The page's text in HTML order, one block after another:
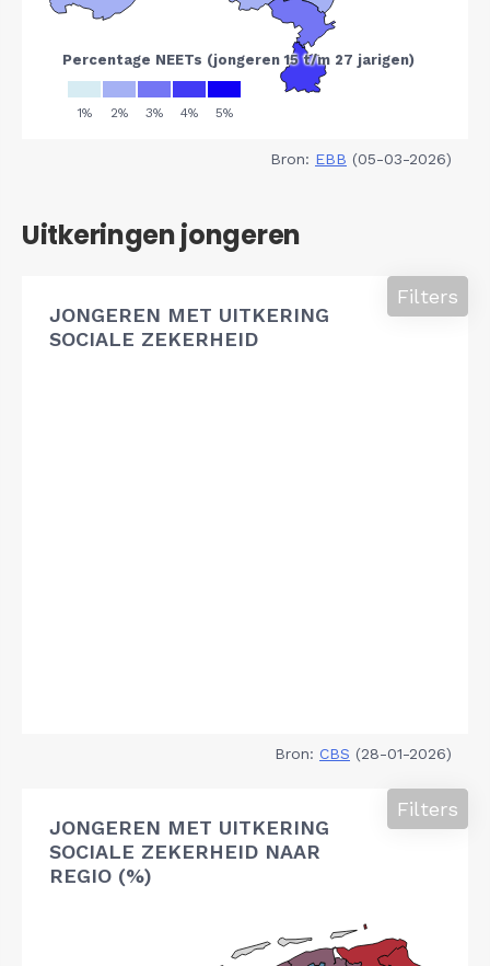
Bron: EBB (05-03-2026)
Uitkeringen jongeren
JONGEREN MET UITKERING
SOCIALE ZEKERHEID
Filters
Bron: CBS (28-01-2026)
JONGEREN MET UITKERING
SOCIALE ZEKERHEID NAAR
REGIO (%)
Filters